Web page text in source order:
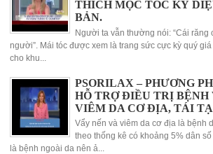
THÍCH MỌC TÓC KỲ
BẢN.
Người ta vẫn thường nói: “Cái răng
người”. Mái tóc được xem là trang sức cực kỳ quý
cho khu...
PSORILAX – PHƯƠNG
HỖ TRỢ ĐIỀU TRỊ BỆNH
VIÊM DA CƠ ĐỊA, TÁI
Vẩy nến và viêm da cơ địa là bệnh
theo thống kê có khoảng 5% dân
là bệnh ngoài da nên ả...